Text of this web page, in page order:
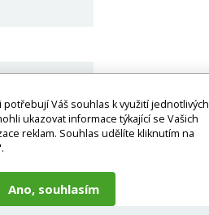
dřevo
Váš souhlas k využití jednotlivých
ukazovat informace týkající se Vašich
reklam. Souhlas udělíte kliknutím na
Ano, souhlasím